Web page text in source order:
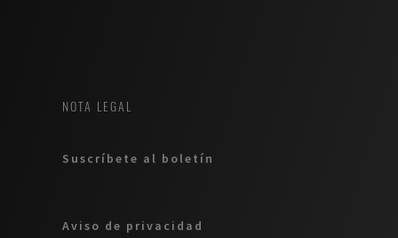
NOTA LEGAL
Suscríbete al boletín
Aviso de privacidad